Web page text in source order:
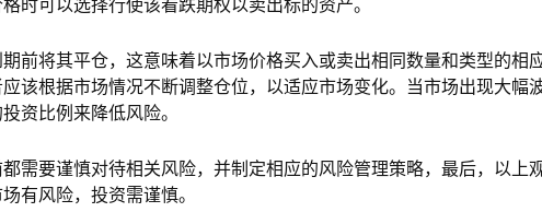
前将其平仓，这意味着以市场价格买入或卖出相同数量和类型的相
该根据市场情况不断调整仓位，以适应市场变化。当市场出现大幅
资比例来降低风险。
需要谨慎对待相关风险，并制定相应的风险管理策略，最后，以上
有风险，投资需谨慎。